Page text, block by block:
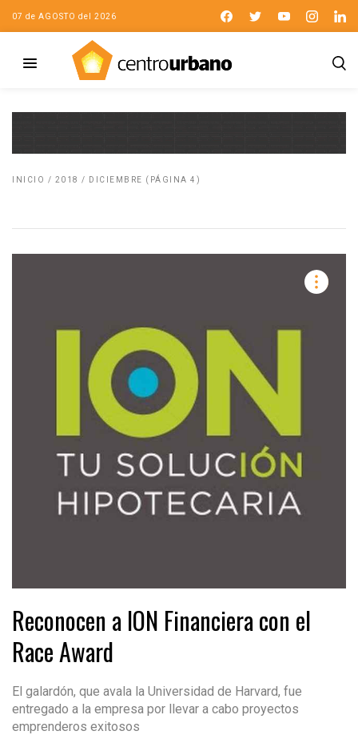
07 de AGOSTO del 2026
INICIO / 2018 / DICIEMBRE (PÁGINA 4)
Reconocen a ION Financiera con el
Race Award
El galardón, que avala la Universidad de Harvard, fue
entregado a la empresa por llevar a cabo proyectos
emprenderos exitosos